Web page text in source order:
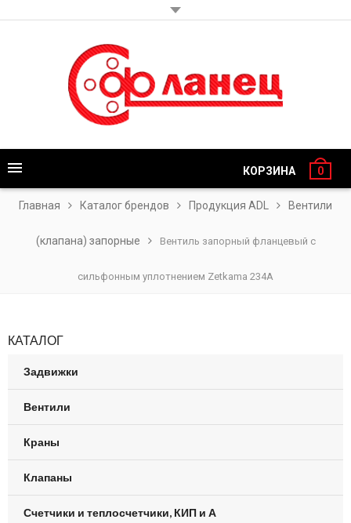
КОРЗИНА 0
Главная Каталог брендов Продукция ADL Вентили
(клапана) запорные Вентиль запорный фланцевый с
сильфонным уплотнением Zetkama 234A
КАТАЛОГ
Задвижки
Вентили
Краны
Клапаны
Счетчики и теплосчетчики, КИП и А